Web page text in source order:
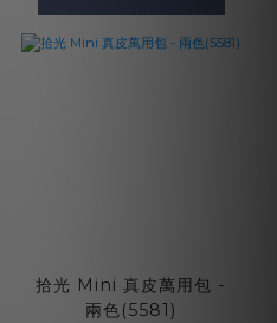
拾光 Mini 真皮萬用包 -
兩色(5581)